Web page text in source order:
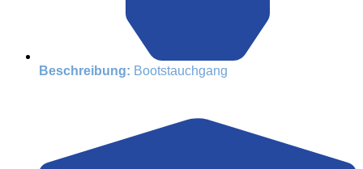
Beschreibung: Bootstauchgang